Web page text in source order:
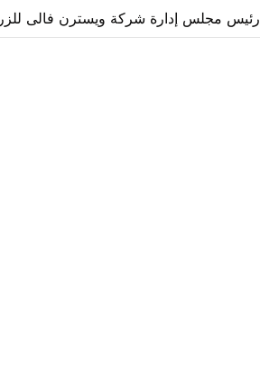
رئيس مجلس إدارة شركة ويسترن فالى